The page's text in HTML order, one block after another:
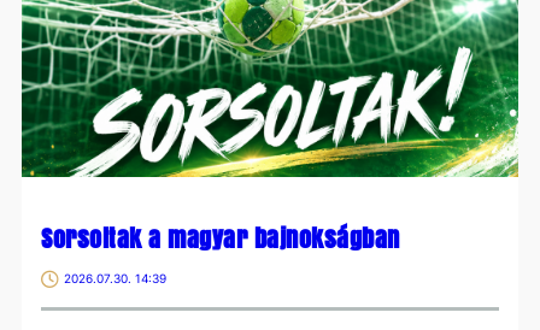
kerete
Sorsoltak a magyar bajnokságban
2026.07.30. 14:39